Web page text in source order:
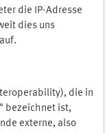
die IP-Adresse
dies uns
die in
bezeichnet ist,
externe, also